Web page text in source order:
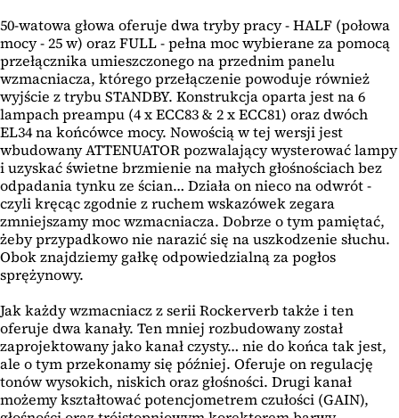
50-watowa głowa oferuje dwa tryby pracy - HALF (połowa
mocy - 25 w) oraz FULL - pełna moc wybierane za pomocą
przełącznika umieszczonego na przednim panelu
wzmacniacza, którego przełączenie powoduje również
wyjście z trybu STANDBY. Konstrukcja oparta jest na 6
lampach preampu (4 x ECC83 & 2 x ECC81) oraz dwóch
EL34 na końcówce mocy. Nowością w tej wersji jest
wbudowany ATTENUATOR pozwalający wysterować lampy
i uzyskać świetne brzmienie na małych głośnościach bez
odpadania tynku ze ścian… Działa on nieco na odwrót -
czyli kręcąc zgodnie z ruchem wskazówek zegara
zmniejszamy moc wzmacniacza. Dobrze o tym pamiętać,
żeby przypadkowo nie narazić się na uszkodzenie słuchu.
Obok znajdziemy gałkę odpowiedzialną za pogłos
sprężynowy.
Jak każdy wzmacniacz z serii Rockerverb także i ten
oferuje dwa kanały. Ten mniej rozbudowany został
zaprojektowany jako kanał czysty… nie do końca tak jest,
ale o tym przekonamy się później. Oferuje on regulację
tonów wysokich, niskich oraz głośności. Drugi kanał
możemy kształtować potencjometrem czułości (GAIN),